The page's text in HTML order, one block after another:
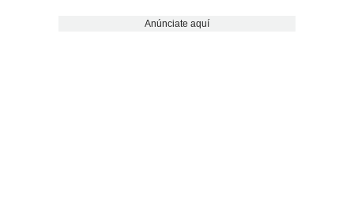
Anúnciate aquí